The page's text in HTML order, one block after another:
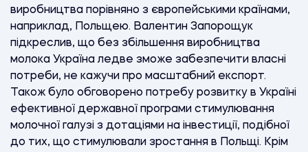
виробництва порівняно з європейськими країнами,
наприклад, Польщею. Валентин Запорощук
підкреслив, що без збільшення виробництва
молока Україна ледве зможе забезпечити власні
потреби, не кажучи про масштабний експорт.
Також було обговорено потребу розвитку в Україні
ефективної державної програми стимулювання
молочної галузі з дотаціями на інвестиції, подібної
до тих, що стимулювали зростання в Польщі. Крім